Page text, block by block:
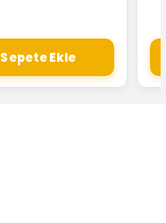
Sepete Ekle